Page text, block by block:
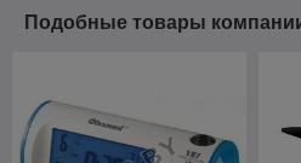
Подобные товары